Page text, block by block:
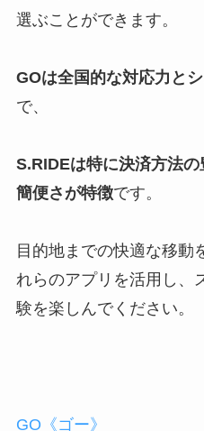
選ぶことができます。
GOは全国的な対応力と
で、
S.RIDEは特に決済方法
簡便さが特徴です。
目的地までの快適な移動
れらのアプリを活用し、
験を楽しんでください。
GO《ゴー》